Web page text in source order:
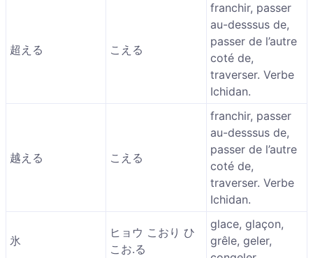
超える こえる
franchir, passer
au-desssus de,
passer de l’autre
coté de,
traverser. Verbe
Ichidan.
越える こえる
franchir, passer
au-desssus de,
passer de l’autre
coté de,
traverser. Verbe
Ichidan.
氷
ヒョウ こおり ひ
こお.る
glace, glaçon,
grêle, geler,